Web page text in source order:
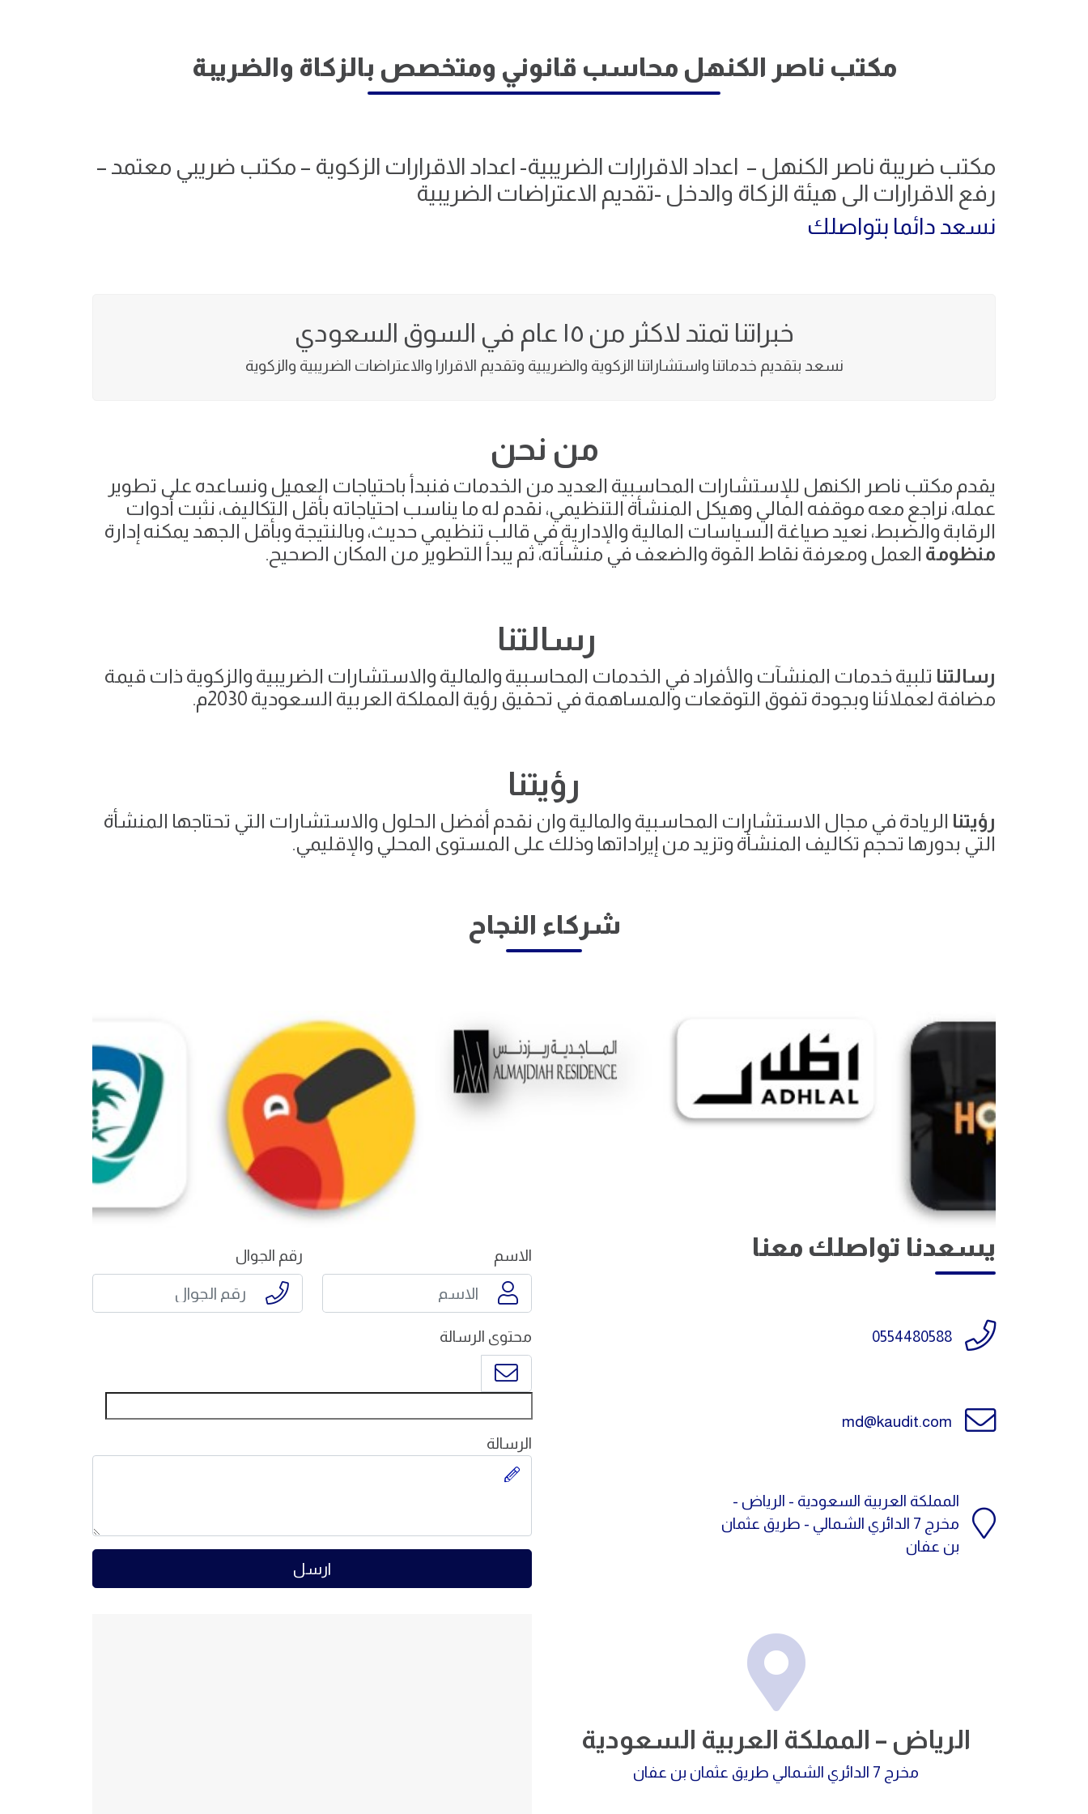
مكتب ناصر الكنهل محاسب قانوني ومتخصص بالزكاة والضريبة
مكتب ضريبة ناصر الكنهل – اعداد الاقرارات الضريبية- اعداد الاقرارات الزكوية – مكتب ضريبي معتمد –
رفع الاقرارات الى هيئة الزكاة والدخل -تقديم الاعتراضات الضريبية
نسعد دائما بتواصلك
خبراتنا تمتد لاكثر من ١٥ عام في السوق السعودي
نسعد بتقديم خدماتنا واستشاراتنا الزكوية والضريبية وتقديم الاقرارا والاعتراضات الضريبية والزكوية
من نحن
يقدم مكتب ناصر الكنهل للإستشارات المحاسبية العديد من الخدمات فنبدأ باحتياجات العميل ونساعده على تطوير
عمله، نراجع معه موقفه المالي وهيكل المنشأة التنظيمي، نقدم له ما يناسب احتياجاته بأقل التكاليف، نثبت أدوات
الرقابة والضبط، نعيد صياغة السياسات المالية والإدارية في قالب تنظيمي حديث، وبالنتيجة وبأقل الجهد يمكنه إدارة
منظومة العمل ومعرفة نقاط القوة والضعف في منشأته، ثم يبدأ التطوير من المكان الصحيح.
رسالتنا
رسالتنا تلبية خدمات المنشآت والأفراد في الخدمات المحاسبية والمالية والاستشارات الضريبية والزكوية ذات قيمة
مضافة لعملائنا وبجودة تفوق التوقعات والمساهمة في تحقيق رؤية المملكة العربية السعودية 2030م.
رؤيتنا
رؤيتنا الريادة في مجال الاستشارات المحاسبية والمالية وان نقدم أفضل الحلول والاستشارات التي تحتاجها المنشأة
التي بدورها تحجم تكاليف المنشأة وتزيد من إيراداتها وذلك على المستوى المحلي والإقليمي.
شركاء النجاح
الاسم رقم الجوال
محتوى الرسالة
الرسالة
يسعدنا تواصلك معنا
0554480588
md@kaudit.com
المملكة العربية السعودية - الرياض -
مخرج 7 الدائري الشمالي - طريق عثمان
بن عفان
الرياض – المملكة العربية السعودية
مخرج 7 الدائري الشمالي طريق عثمان بن عفان